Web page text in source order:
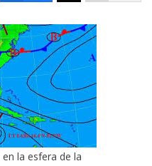
la esfera de la